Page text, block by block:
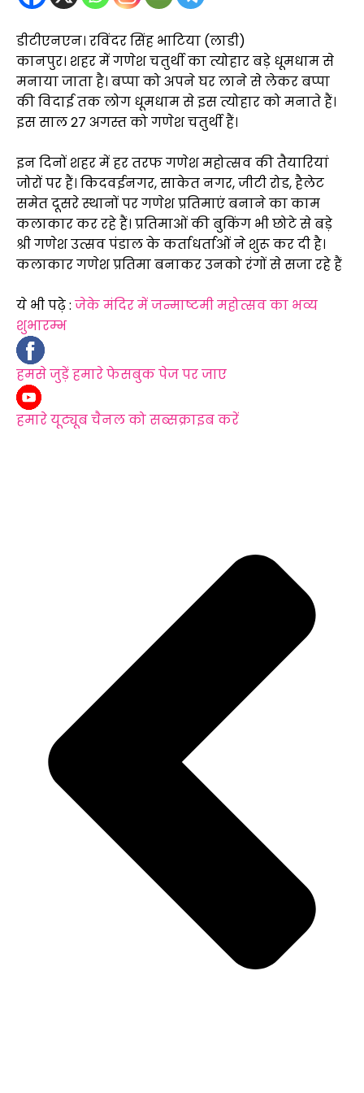
डीटीएनएन। रविंदर सिंह भाटिया (लाडी)
कानपुर। शहर में गणेश चतुर्थी का त्योहार बड़े धूमधाम से
मनाया जाता है। बप्पा को अपने घर लाने से लेकर बप्पा
की विदाई तक लोग धूमधाम से इस त्योहार को मनाते हैं।
इस साल 27 अगस्त को गणेश चतुर्थी हैं।
इन दिनों शहर में हर तरफ गणेश महोत्सव की तैयारियां
जोरों पर हैं। किदवईनगर, साकेत नगर, जीटी रोड, हैलेट
समेत दूसरे स्थानों पर गणेश प्रतिमाएं बनाने का काम
कलाकार कर रहे हैं। प्रतिमाओं की बुकिंग भी छोटे से बड़े
श्री गणेश उत्सव पंडाल के कर्ताधर्ताओं ने शुरू कर दी है।
कलाकार गणेश प्रतिमा बनाकर उनको रंगों से सजा रहे हैं
ये भी पढ़े : जेके मंदिर में जन्माष्टमी महोत्सव का भव्य
शुभारम्भ
हमसे जुड़ें हमारे फेसबुक पेज पर जाए
हमारे यूट्यूब चैनल को सब्सक्राइब करें